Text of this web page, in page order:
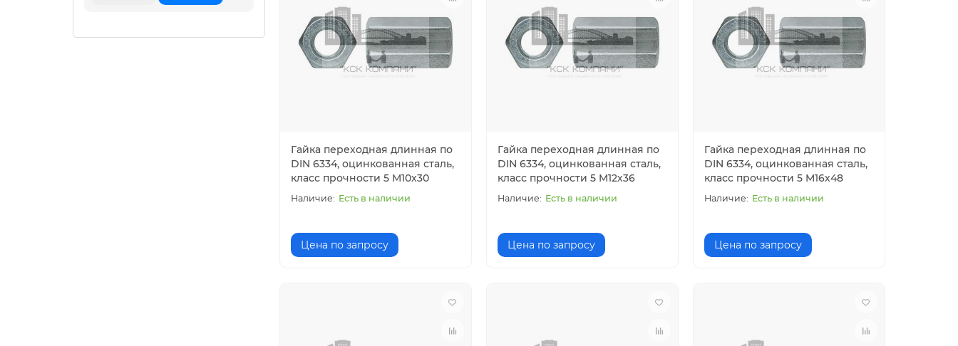
Гайка переходная длинная по
DIN 6334, оцинкованная сталь,
класс прочности 5 M10х30
Есть в наличии
Цена по запросу
Гайка переходная длинная по
DIN 6334, оцинкованная сталь,
класс прочности 5 M12х36
Есть в наличии
Цена по запросу
Гайка переходная длинная по
DIN 6334, оцинкованная сталь,
класс прочности 5 M16х48
Есть в наличии
Цена по запросу